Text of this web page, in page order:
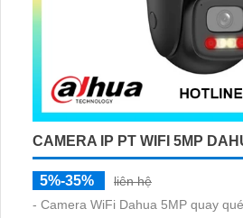
CAMERA IP PT WIFI 5MP
5%-35%
liên hệ
- Camera WiFi Dahua 5MP quay